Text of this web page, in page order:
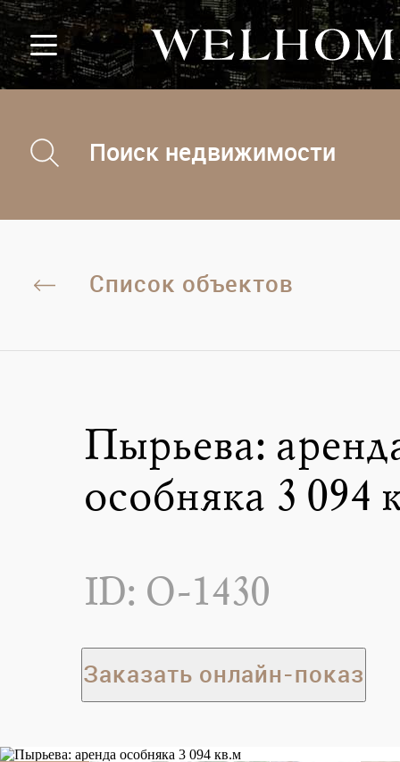
Поиск недвижимости
Список объектов
Пырьева:
особняка 3 094
ID: O-1430
Заказать онлайн-показ